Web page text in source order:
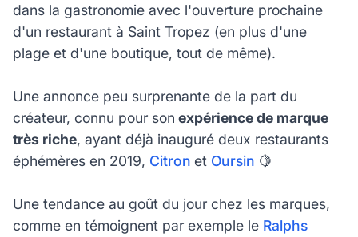
dans la gastronomie avec l'ouverture prochaine
d'un restaurant à Saint Tropez (en plus d'une
plage et d'une boutique, tout de même).
Une annonce peu surprenante de la part du
créateur, connu pour son expérience de marque
très riche, ayant déjà inauguré deux restaurants
éphémères en 2019, Citronet Oursin🍋
Une tendance au goût du jour chez les marques,
comme en témoignent par exemple le Ralphs